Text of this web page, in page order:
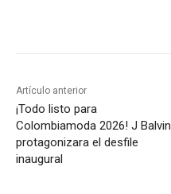
Artículo anterior
¡Todo listo para
Colombiamoda 2026! J Balvin
protagonizara el desfile
inaugural